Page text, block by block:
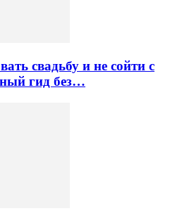
свадьбу и не сойти с
гид без…